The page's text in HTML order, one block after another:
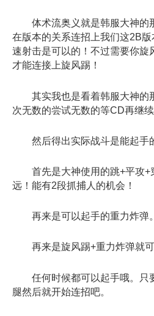
体术流奥义就是韩服大神的
在版本的关系连招上我们这2B
速射击是可以的！不过需要你旋
才能连接上旋风踢！
其实我也是看着韩服大神的
次无数的尝试无数的等CD再继续
然后得出实际战斗是能起手
首先是大神使用的跳+平攻+
远！能有2段抓捕人的机会！
再来是可以起手的重力炸弹。
再来是旋风踢+重力炸弹就可
任何时候都可以起手哦。只
腿然后就开始连招吧。